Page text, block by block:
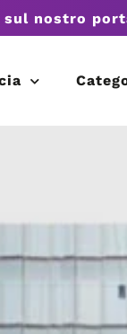
sul nostro